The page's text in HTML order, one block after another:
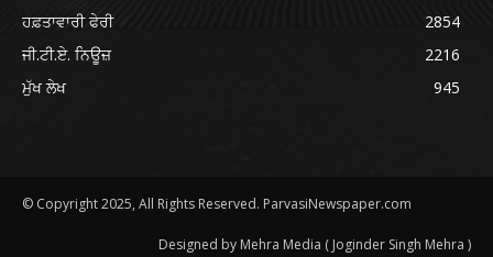
ਹਫ਼ਤਾਵਾਰੀ ਫੇਰੀ
2854
ਜੀ.ਟੀ.ਏ. ਨਿਊਜ਼
2216
ਮੁੱਖ ਲੇਖ
945
© Copyright 2025, All Rights Reserved. ParvasiNewspaper.com
Designed by Mehra Media ( Joginder Singh Mehra )